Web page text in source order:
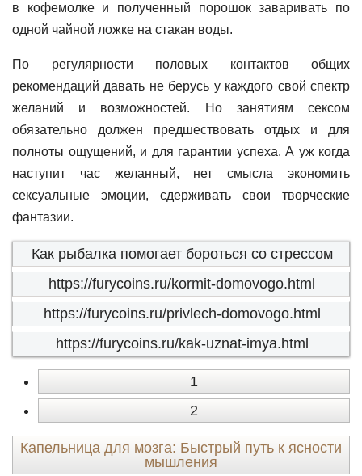
в кофемолке и полученный порошок заваривать по
одной чайной ложке на стакан воды.
По регулярности половых контактов общих
рекомендаций давать не берусь у каждого свой спектр
желаний и возможностей. Но занятиям сексом
обязательно должен предшествовать отдых и для
полноты ощущений, и для гарантии успеха. А уж когда
наступит час желанный, нет смысла экономить
сексуальные эмоции, сдерживать свои творческие
фантазии.
Как рыбалка помогает бороться со стрессом
https://furycoins.ru/kormit-domovogo.html
https://furycoins.ru/privlech-domovogo.html
https://furycoins.ru/kak-uznat-imya.html
1
2
Капельница для мозга: Быстрый путь к ясности
мышления